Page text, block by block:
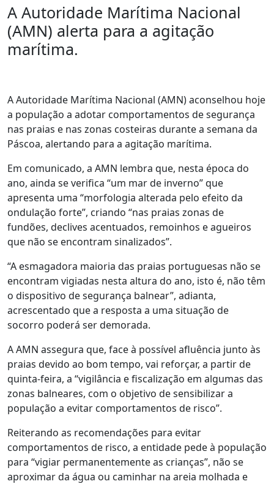
A Autoridade Marítima Nacional
(AMN) alerta para a agitação
marítima.
A Autoridade Marítima Nacional (AMN) aconselhou hoje
a população a adotar comportamentos de segurança
nas praias e nas zonas costeiras durante a semana da
Páscoa, alertando para a agitação marítima.
Em comunicado, a AMN lembra que, nesta época do
ano, ainda se verifica “um mar de inverno” que
apresenta uma “morfologia alterada pelo efeito da
ondulação forte”, criando “nas praias zonas de
fundões, declives acentuados, remoinhos e agueiros
que não se encontram sinalizados”.
“A esmagadora maioria das praias portuguesas não se
encontram vigiadas nesta altura do ano, isto é, não têm
o dispositivo de segurança balnear”, adianta,
acrescentado que a resposta a uma situação de
socorro poderá ser demorada.
A AMN assegura que, face à possível afluência junto às
praias devido ao bom tempo, vai reforçar, a partir de
quinta-feira, a “vigilância e fiscalização em algumas das
zonas balneares, com o objetivo de sensibilizar a
população a evitar comportamentos de risco”.
Reiterando as recomendações para evitar
comportamentos de risco, a entidade pede à população
para “vigiar permanentemente as crianças”, não se
aproximar da água ou caminhar na areia molhada e